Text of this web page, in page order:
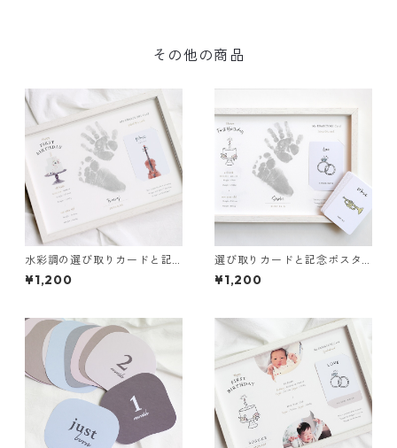
その他の商品
水彩調の選び取りカードと記
念ポスター セット 手足型デザ
イン
¥1,200
選び取りカードと記念ポスタ
ー セット 手足型デザイン
¥1,200